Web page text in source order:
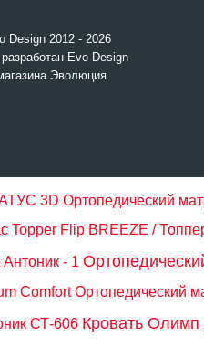
Design 2012 - 2026
Evo Design
Эволюция
3D Ортопедический
Topper Flip BREEZE /
- 1
Comfort Ортопедический
СТ-606 Кровать Олимп